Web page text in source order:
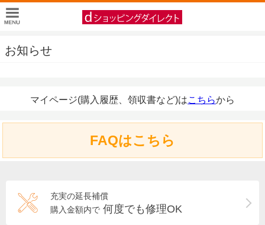
お知らせ
マイページ(購入履歴、領収書など)はこちらから
FAQはこちら
充実の延長補償
購入金額内で 何度でも修理OK